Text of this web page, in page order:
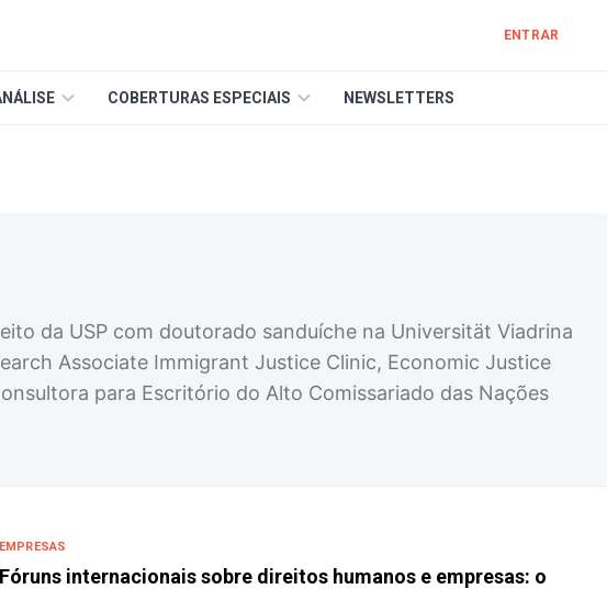
ENTRAR
COBERTURAS ESPECIAIS NEWSLETTERS
da USP com doutorado sanduíche na Universität Viadrina
Associate Immigrant Justice Clinic, Economic Justice
para Escritório do Alto Comissariado das Nações
EMPRESAS
Fóruns internacionais sobre direitos humanos e empresas: o